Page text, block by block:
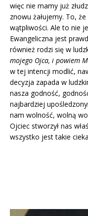
więc nie mamy już
znowu żałujemy. To,
wątpliwości. Ale to nie
Ewangeliczna jest
również rodzi się w
mojego Ojca, i powiem
w tej intencji modlić,
decyzja zapada w
nasza godność,
najbardziej
nam wolność, wolną
Ojciec stworzył nas
wszystko jest takie